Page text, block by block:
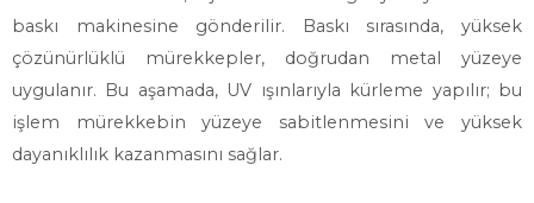
baskı makinesine gönderilir. Baskı sırasında, yüksek
çözünürlüklü mürekkepler, doğrudan metal yüzeye
uygulanır. Bu aşamada, UV ışınlarıyla kürleme yapılır; bu
işlem mürekkebin yüzeye sabitlenmesini ve yüksek
dayanıklılık kazanmasını sağlar.